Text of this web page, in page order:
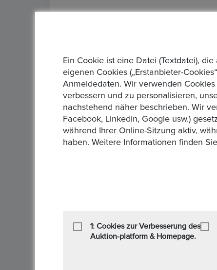
Beschreibung :
Münze im guten Zustand
Artikelstandort :Saarbrücken
Rücknahmegarantie :Privatverkauf, keine
DHL,DPD,Firmen
Ein Cookie ist eine Datei (Textdatei),
eigenen Cookies („Erstanbieter-
Anmeldedaten. Wir verwenden
verbessern und zu personalisieren,
nachstehend näher beschrieben. Wir
Facebook, Linkedin, Google usw.)
während Ihrer Online-Sitzung aktiv,
haben. Weitere Informationen finden
1: Cookies zur Verbesserung des
Auktion-platform & Homepage.